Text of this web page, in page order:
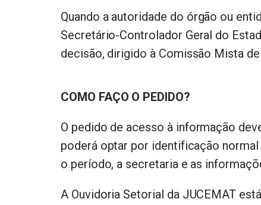
Quando a autoridade do órgão ou
Secretário-Controlador Geral do
decisão, dirigido à Comissão Mista
COMO FAÇO O PEDIDO?
O pedido de acesso à informação
poderá optar por identificação
o período, a secretaria e as
A Ouvidoria Setorial da JUCEMAT